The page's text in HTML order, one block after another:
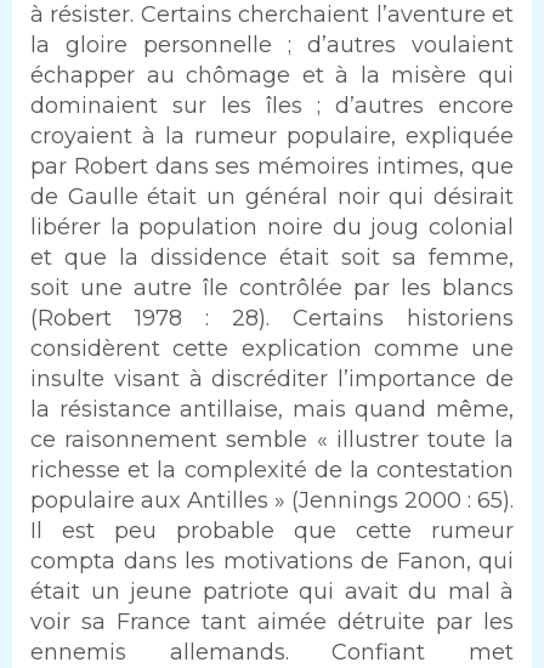
à résister. Certains cherchaient l’aventure et
la gloire personnelle ; d’autres voulaient
échapper au chômage et à la misère qui
dominaient sur les îles ; d’autres encore
croyaient à la rumeur populaire, expliquée
par Robert dans ses mémoires intimes, que
de Gaulle était un général noir qui désirait
libérer la population noire du joug colonial
et que la dissidence était soit sa femme,
soit une autre île contrôlée par les blancs
(Robert 1978 : 28). Certains historiens
considèrent cette explication comme une
insulte visant à discréditer l’importance de
la résistance antillaise, mais quand même,
ce raisonnement semble « illustrer toute la
richesse et la complexité de la contestation
populaire aux Antilles » (Jennings 2000 : 65).
Il est peu probable que cette rumeur
compta dans les motivations de Fanon, qui
était un jeune patriote qui avait du mal à
voir sa France tant aimée détruite par les
ennemis allemands. Confiant met